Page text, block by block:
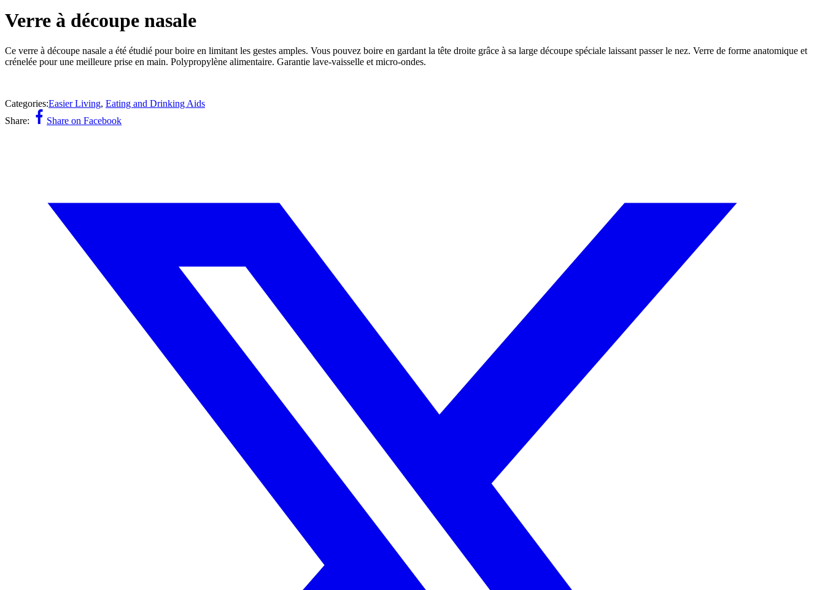
Verre à découpe nasale
Ce verre à découpe nasale a été étudié pour boire en limitant les gestes amples. Vous pouvez boire en gardant la tête droite grâce à sa large découpe spéciale laissant passer le nez. Verre de forme anatomique et
crénelée pour une meilleure prise en main. Polypropylène alimentaire. Garantie lave-vaisselle et micro-ondes.
Categories:Easier Living, Eating and Drinking Aids
Share:
Share on Facebook